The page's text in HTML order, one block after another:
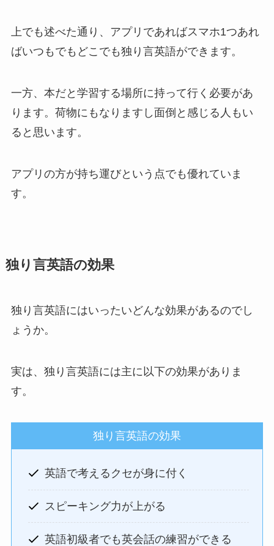
上でも述べた通り、アプリであればスマホ1つあれ
ばいつもでもどこでも独り言英語ができます。
一方、本だと学習する場所に持って行く必要があ
ります。荷物にもなりますし面倒と感じる人もい
ると思います。
アプリの方が持ち運びという点でも優れていま
す。
独り言英語の効果
独り言英語にはいったいどんな効果があるのでし
ょうか。
実は、独り言英語には主に以下の効果がありま
す。
独り言英語の効果
英語で考えるクセが身に付く
スピーキング力が上がる
英語初級者でも英会話の練習ができる